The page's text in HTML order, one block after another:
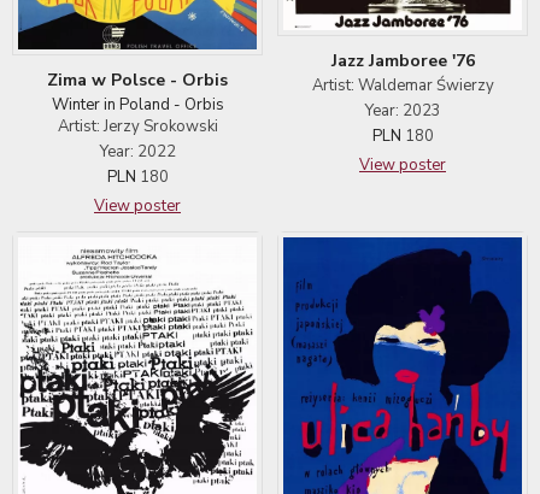
Zima w Polsce - Orbis
Winter in Poland - Orbis
Artist: Jerzy Srokowski
Year: 2022
PLN 180
View poster
Jazz Jamboree '76
Artist: Waldemar Świerzy
Year: 2023
PLN 180
View poster